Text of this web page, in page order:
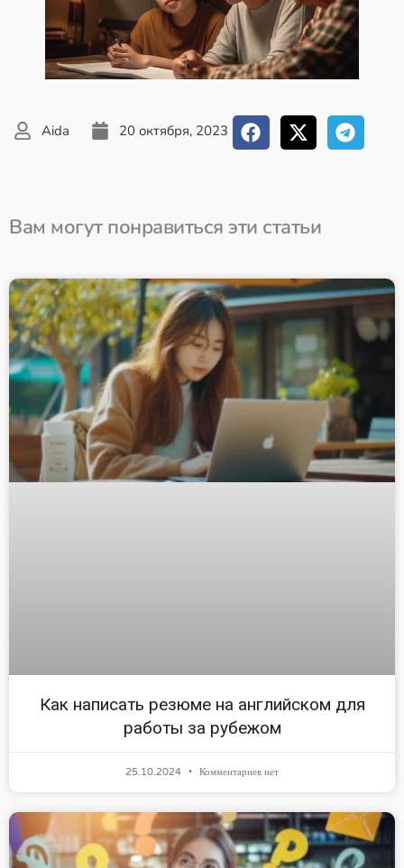
Aida 20 октября, 2023
Вам могут понравиться эти статьи
Как написать резюме на английском для
работы за рубежом
25.10.2024 Комментариев нет